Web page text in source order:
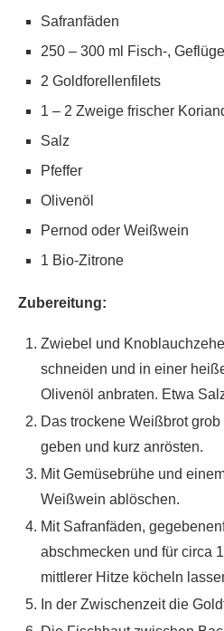
Safranfäden
250 – 300 ml Fisch-,
2 Goldforellenfilets
1 – 2 Zweige frischer
Salz
Pfeffer
Olivenöl
Pernod oder Weißwein
1 Bio-Zitrone
Zubereitung:
Zwiebel und
schneiden und in einer
Olivenöl anbraten. Etwa
Das trockene Weißbrot
geben und kurz anrösten.
Mit Gemüsebrühe und
Weißwein ablöschen.
Mit Safranfäden,
abschmecken und für circa
mittlerer Hitze köcheln
In der Zwischenzeit die